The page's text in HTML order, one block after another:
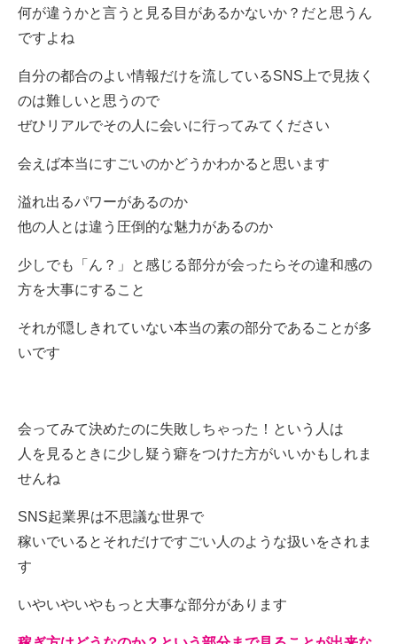
何が違うかと言うと見る目があるかないか？だと思うん
ですよね
自分の都合のよい情報だけを流しているSNS上で見抜く
のは難しいと思うので
ぜひリアルでその人に会いに行ってみてください
会えば本当にすごいのかどうかわかると思います
溢れ出るパワーがあるのか
他の人とは違う圧倒的な魅力があるのか
少しでも「ん？」と感じる部分が会ったらその違和感の
方を大事にすること
それが隠しきれていない本当の素の部分であることが多
いです
会ってみて決めたのに失敗しちゃった！という人は
人を見るときに少し疑う癖をつけた方がいいかもしれま
せんね
SNS起業界は不思議な世界で
稼いでいるとそれだけですごい人のような扱いをされま
す
いやいやいやもっと大事な部分があります